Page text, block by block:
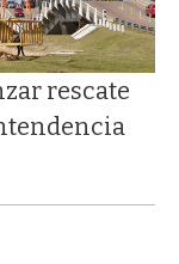
rescate